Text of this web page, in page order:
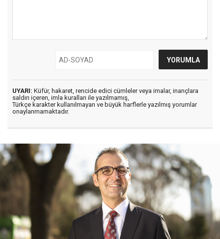
UYARI: Küfür, hakaret, rencide edici cümleler veya imalar, inançlara
saldırı içeren, imla kuralları ile yazılmamış,
Türkçe karakter kullanılmayan ve büyük harflerle yazılmış yorumlar
onaylanmamaktadır.